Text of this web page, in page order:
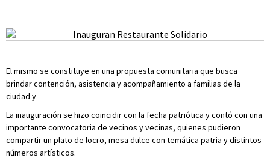
El mismo se constituye en una propuesta comunitaria que busca
brindar contención, asistencia y acompañamiento a familias de la
ciudad y
La inauguración se hizo coincidir con la fecha patriótica y contó con una
importante convocatoria de vecinos y vecinas, quienes pudieron
compartir un plato de locro, mesa dulce con temática patria y distintos
números artísticos.